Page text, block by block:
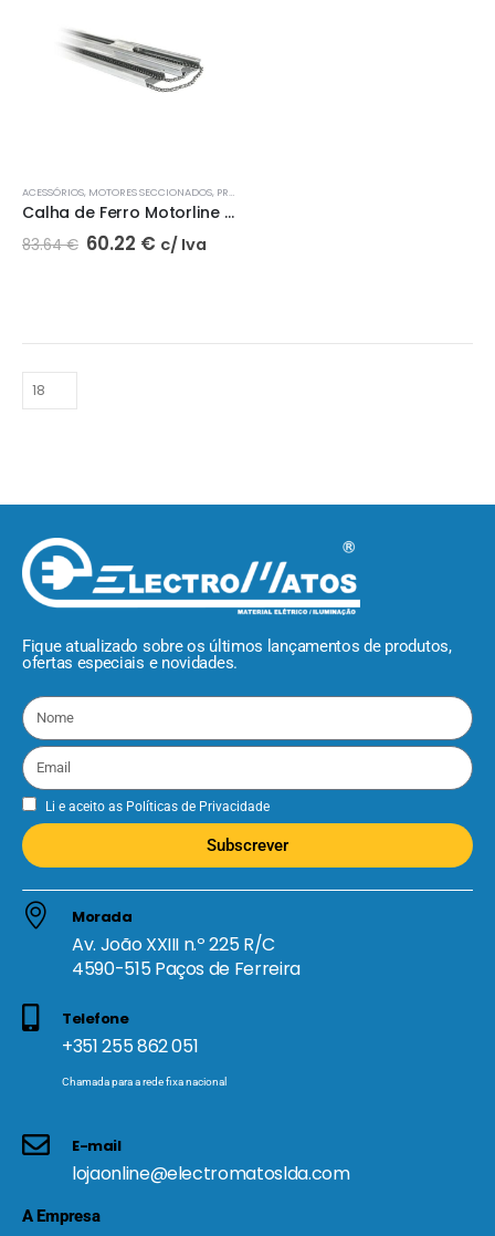
ACESSÓRIOS, MOTORES SECCIONADOS, PROMOÇÕES
Calha de Ferro Motorline CFCP3200 | Portas até 2,5M de Altura
83.64€ 60.22 € c/ Iva
Fique atualizado sobre os últimos lançamentos de produtos,
ofertas especiais e novidades.
Li e aceito as Políticas de Privacidade
Subscrever
Morada
Av. João XXIII n.º 225 R/C
4590-515 Paços de Ferreira
Telefone
+351 255 862 051
Chamada para a rede fixa nacional
E-mail
lojaonline@electromatoslda.com
A Empresa